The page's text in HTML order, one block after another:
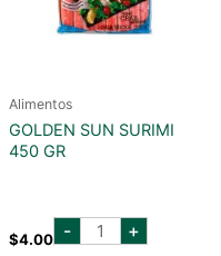
Alimentos
GOLDEN SUN SURIMI
450 GR
$4.00 - GOLDEN
SUN +